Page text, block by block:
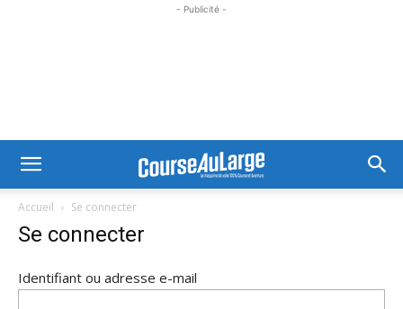
- Publicité -
Accueil Se connecter
Se connecter
Identifiant ou adresse e-mail